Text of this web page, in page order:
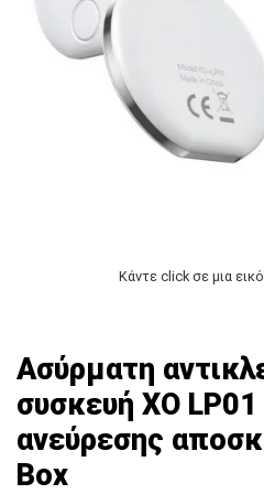
Κάντε click σε μια
Ασύρματη
συσκευή XO
ανεύρεσης
Box